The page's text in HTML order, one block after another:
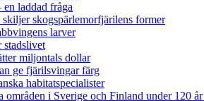
laddad fråga
skogspärlemorfjärilens former
larver
stadslivet
miljontals dollar
ge fjärilsvingar färg
habitatspecialister
områden i Sverige och Finland under 120 år